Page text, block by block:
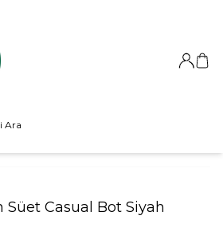
Giriş
Süet Casual Bot Siyah